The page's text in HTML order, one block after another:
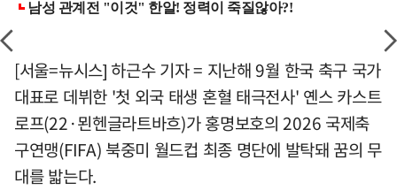
[서울=뉴시스] 하근수 기자 = 지난해 9월 한국 축구 국가
대표로 데뷔한 '첫 외국 태생 혼혈 태극전사' 옌스 카스트
로프(22·묀헨글라트바흐)가 홍명보호의 2026 국제축
구연맹(FIFA) 북중미 월드컵 최종 명단에 발탁돼 꿈의 무
대를 밟는다.